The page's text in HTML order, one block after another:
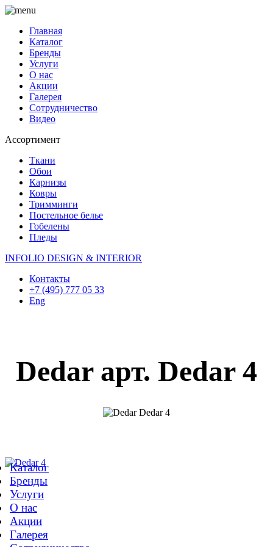
Главная
Каталог
Бренды
Услуги
О нас
Акции
Галерея
Сотрудничество
Видео
Ассортимент
Ткани
Обои
Карнизы
Ковры
Тримминги
Постельное белье
Гобелены
Пледы
INFOLIO DESIGN & INTERIOR
Контакты
+7 (495) 777 05 33
Eng
Dedar арт. Dedar 4
Каталог
Бренды
Услуги
О нас
Акции
Галерея